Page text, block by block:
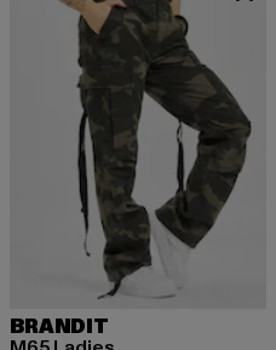
BRANDIT